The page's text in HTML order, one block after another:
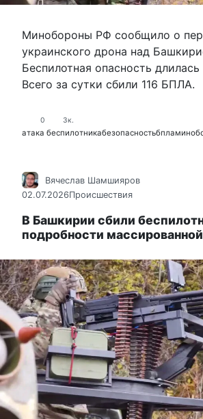
Минобороны РФ сообщило о
украинского дрона над
Беспилотная опасность
Всего за сутки сбили 116 БПЛА.
0 3к.
атака беспилотникабезопасностьбпла
Вячеслав Шамшияров
02.07.2026Происшествия
В Башкирии сбили
подробности